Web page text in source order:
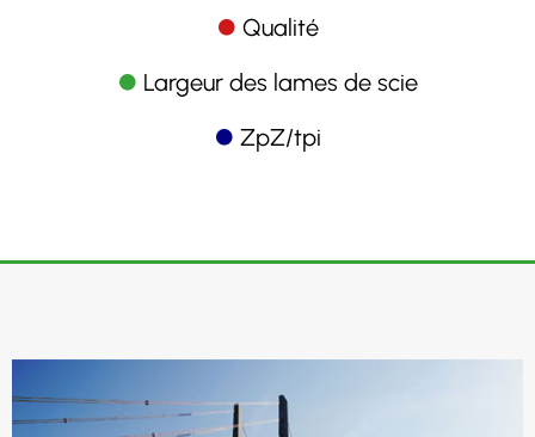
Qualité
Largeur des lames de scie
ZpZ/tpi